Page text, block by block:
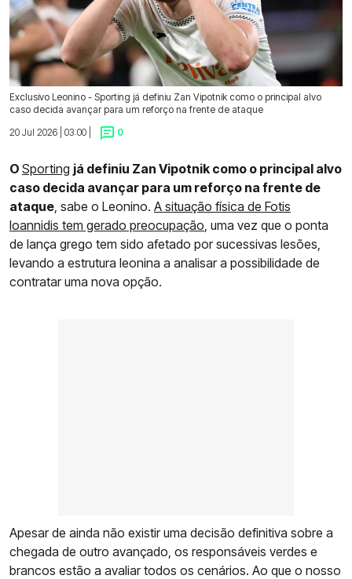
Exclusivo Leonino - Sporting já definiu Zan Vipotnik como o principal alvo
caso decida avançar para um reforço na frente de ataque
20 Jul 2026 | 03:00 |
0
O Sporting já definiu Zan Vipotnik como o principal alvo
caso decida avançar para um reforço na frente de
ataque , sabe o Leonino. A situação física de Fotis
Ioannidis tem gerado preocupação , uma vez que o ponta
de lança grego tem sido afetado por sucessivas lesões,
levando a estrutura leonina a analisar a possibilidade de
contratar uma nova opção.
Apesar de ainda não existir uma decisão definitiva sobre a
chegada de outro avançado, os responsáveis verdes e
brancos estão a avaliar todos os cenários. Ao que o nosso